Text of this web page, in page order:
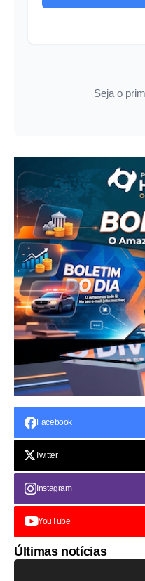
Seja o
Facebook
Twitter
Instagram
YouTube
Últimas notícias